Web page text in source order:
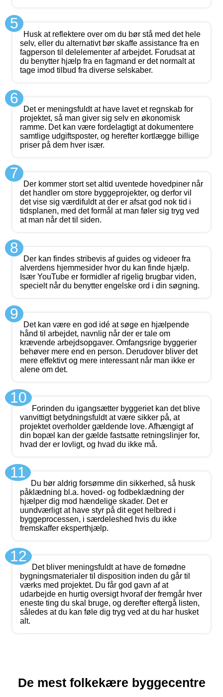
5
Husk at reflektere over om du bør stå med det hele
selv, eller du alternativt bør skaffe assistance fra en
fagperson til delelementer af arbejdet. Forudsat at
du benytter hjælp fra en fagmand er det normalt at
tage imod tilbud fra diverse selskaber.
6
Det er meningsfuldt at have lavet et regnskab for
projektet, så man giver sig selv en økonomisk
ramme. Det kan være fordelagtigt at dokumentere
samtlige udgiftsposter, og herefter kortlægge billige
priser på dem hver især.
7
Der kommer stort set altid uventede hovedpiner når
det handler om store byggeprojekter, og derfor vil
det vise sig værdifuldt at der er afsat god nok tid i
tidsplanen, med det formål at man føler sig tryg ved
at man når det til siden.
8
Der kan findes stribevis af guides og videoer fra
alverdens hjemmesider hvor du kan finde hjælp.
Især YouTube er formidler af rigelig brugbar viden,
specielt når du benytter engelske ord i din søgning.
9
Det kan være en god idé at søge en hjælpende
hånd til arbejdet, navnlig når der er tale om
krævende arbejdsopgaver. Omfangsrige byggerier
behøver mere end en person. Derudover bliver det
mere effektivt og mere interessant når man ikke er
alene om det.
10
Forinden du igangsætter byggeriet kan det blive
vanvittigt betydningsfuldt at være sikker på, at
projektet overholder gældende love. Afhængigt af
din bopæl kan der gælde fastsatte retningslinjer for,
hvad der er lovligt, og hvad du ikke må.
11
Du bør aldrig forsømme din sikkerhed, så husk
påklædning bl.a. hoved- og fodbeklædning der
hjælper dig mod hændelige skader. Det er
uundværligt at have styr på dit eget helbred i
byggeprocessen, i særdeleshed hvis du ikke
fremskaffer eksperthjælp.
12
Det bliver meningsfuldt at have de fornødne
bygningsmaterialer til disposition inden du går til
værks med projektet. Du får god gavn af at
udarbejde en hurtig oversigt hvoraf der fremgår hver
eneste ting du skal bruge, og derefter eftergå listen,
således at du kan føle dig tryg ved at du har husket
alt.
De mest folkekære byggecentre